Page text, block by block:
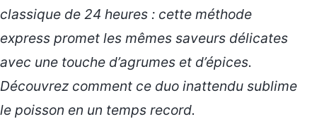
classique de 24 heures : cette méthode
express promet les mêmes saveurs délicates
avec une touche d’agrumes et d’épices.
Découvrez comment ce duo inattendu sublime
le poisson en un temps record.